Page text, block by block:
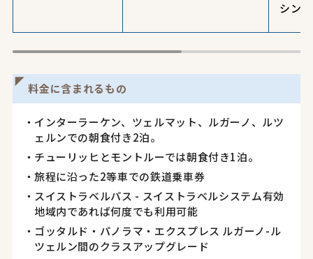
シン
料金に含まれるもの
インターラーケン、ツェルマット、ルガーノ、ルツ
ェルンでの朝食付き2泊。
チューリッヒとモントルーでは朝食付き1泊。
旅程に沿った2等車での鉄道乗車券
スイストラベルパス - スイストラベルシステム有効
地域内であれば何度でも利用可能
ゴッタルド・パノラマ・エクスプレス ルガーノ-ル
ツェルン間のクラスアップグレード